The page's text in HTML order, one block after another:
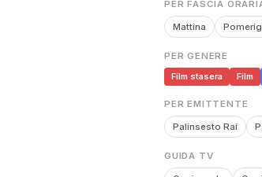
PER FASCIA
Mattina
PER GENERE
Film stasera
Film
PER EMITTENTE
Palinsesto Rai
GUIDA TV